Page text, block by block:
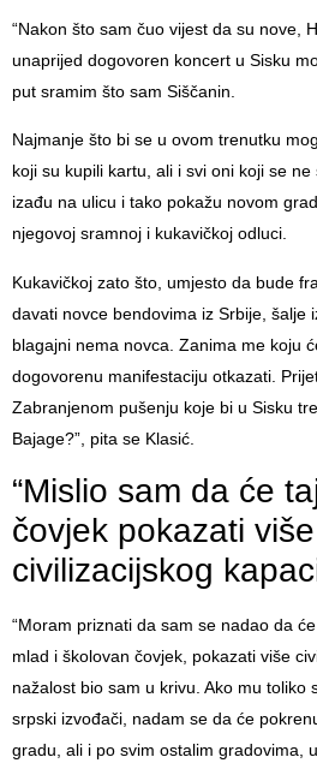
“Nakon što sam čuo vijest da su nove,
unaprijed dogovoren koncert u Sisku
put sramim što sam Siščanin.
Najmanje što bi se u ovom trenutku
koji su kupili kartu, ali i svi oni koji se ne
izađu na ulicu i tako pokažu novom
njegovoj sramnoj i kukavičkoj odluci.
Kukavičkoj zato što, umjesto da bude
davati novce bendovima iz Srbije, šalje
blagajni nema novca. Zanima me koju
dogovorenu manifestaciju otkazati.
Zabranjenom pušenju koje bi u Sisku
Bajage?”, pita se Klasić.
“Mislio sam da će
čovjek pokazati više
civilizacijskog
“Moram priznati da sam se nadao da
mlad i školovan čovjek, pokazati više
nažalost bio sam u krivu. Ako mu toliko
srpski izvođači, nadam se da će
gradu, ali i po svim ostalim gradovima,